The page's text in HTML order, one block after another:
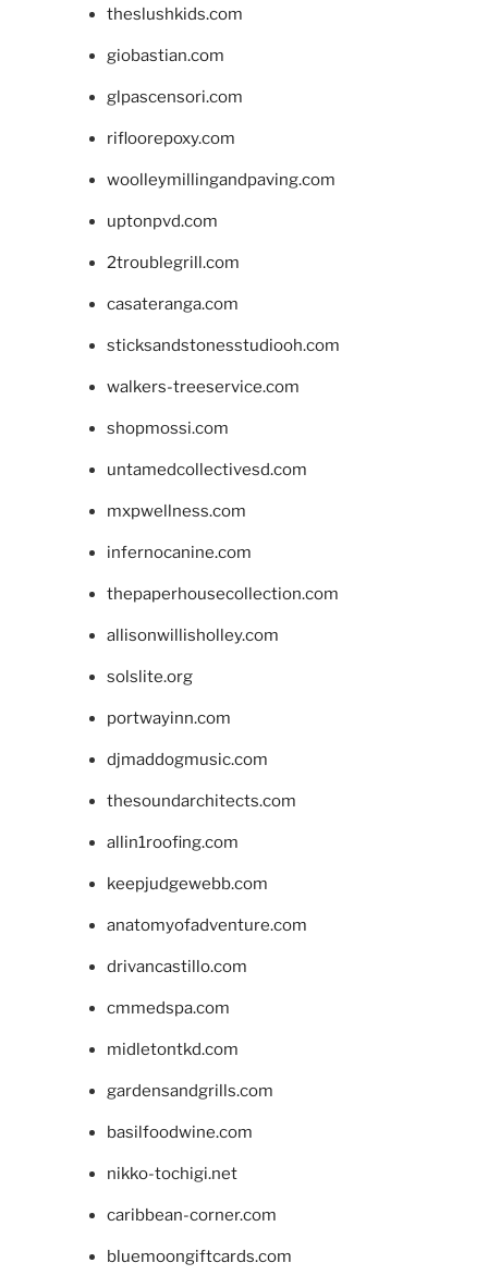
theslushkids.com
giobastian.com
glpascensori.com
rifloorepoxy.com
woolleymillingandpaving.com
uptonpvd.com
2troublegrill.com
casateranga.com
sticksandstonesstudiooh.com
walkers-treeservice.com
shopmossi.com
untamedcollectivesd.com
mxpwellness.com
infernocanine.com
thepaperhousecollection.com
allisonwillisholley.com
solslite.org
portwayinn.com
djmaddogmusic.com
thesoundarchitects.com
allin1roofing.com
keepjudgewebb.com
anatomyofadventure.com
drivancastillo.com
cmmedspa.com
midletontkd.com
gardensandgrills.com
basilfoodwine.com
nikko-tochigi.net
caribbean-corner.com
bluemoongiftcards.com